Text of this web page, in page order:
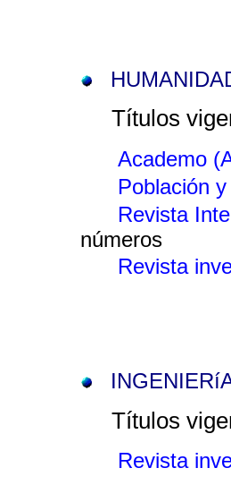
Títulos
Academo
Población
Revista
números
Revista
Títulos
Revista